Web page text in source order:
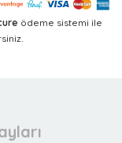
ödeme sistemi ile